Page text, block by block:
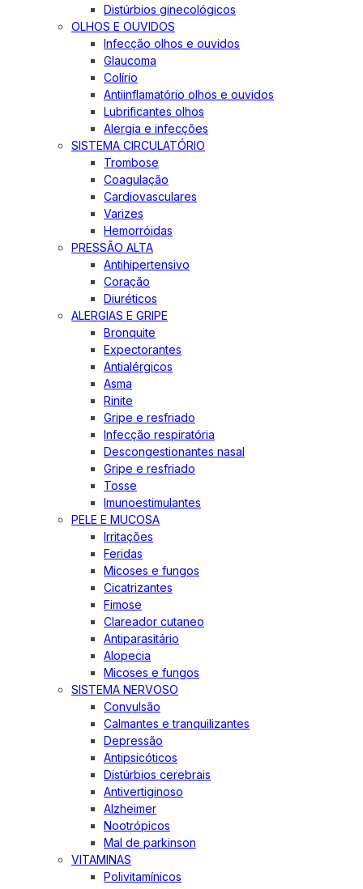
Distúrbios ginecológicos
OLHOS E OUVIDOS
Infecção olhos e ouvidos
Glaucoma
Colírio
Antiinflamatório olhos e ouvidos
Lubrificantes olhos
Alergia e infecções
SISTEMA CIRCULATÓRIO
Trombose
Coagulação
Cardiovasculares
Varizes
Hemorróidas
PRESSÃO ALTA
Antihipertensivo
Coração
Diuréticos
ALERGIAS E GRIPE
Bronquite
Expectorantes
Antialérgicos
Asma
Rinite
Gripe e resfriado
Infecção respiratória
Descongestionantes nasal
Gripe e resfriado
Tosse
Imunoestimulantes
PELE E MUCOSA
Irritações
Feridas
Micoses e fungos
Cicatrizantes
Fimose
Clareador cutaneo
Antiparasitário
Alopecia
Micoses e fungos
SISTEMA NERVOSO
Convulsão
Calmantes e tranquilizantes
Depressão
Antipsicóticos
Distúrbios cerebrais
Antivertiginoso
Alzheimer
Nootrópicos
Mal de parkinson
VITAMINAS
Polivitamínicos